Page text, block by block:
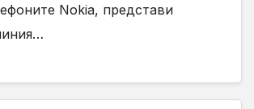
Nokia, представи